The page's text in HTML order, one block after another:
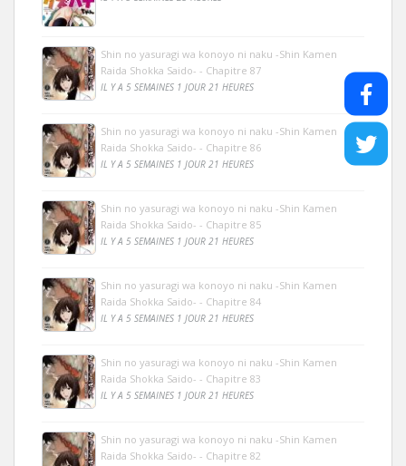
Shin no yasuragi wa konoyo ni naku -Shin Kamen
Raida Shokka Saido- - Chapitre 87
IL Y A 5 SEMAINES 1 JOUR 21 HEURES
Shin no yasuragi wa konoyo ni naku -Shin Kamen
Raida Shokka Saido- - Chapitre 86
IL Y A 5 SEMAINES 1 JOUR 21 HEURES
Shin no yasuragi wa konoyo ni naku -Shin Kamen
Raida Shokka Saido- - Chapitre 85
IL Y A 5 SEMAINES 1 JOUR 21 HEURES
Shin no yasuragi wa konoyo ni naku -Shin Kamen
Raida Shokka Saido- - Chapitre 84
IL Y A 5 SEMAINES 1 JOUR 21 HEURES
Shin no yasuragi wa konoyo ni naku -Shin Kamen
Raida Shokka Saido- - Chapitre 83
IL Y A 5 SEMAINES 1 JOUR 21 HEURES
Shin no yasuragi wa konoyo ni naku -Shin Kamen
Raida Shokka Saido- - Chapitre 82